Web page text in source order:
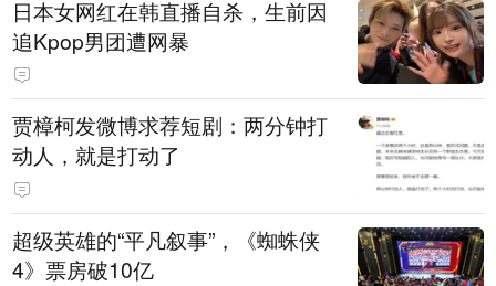
日本女网红在韩直播自杀，生前因
追Kpop男团遭网暴
贾樟柯发微博求荐短剧：两分钟打
动人，就是打动了
超级英雄的“平凡叙事”，《蜘蛛侠
4》票房破10亿